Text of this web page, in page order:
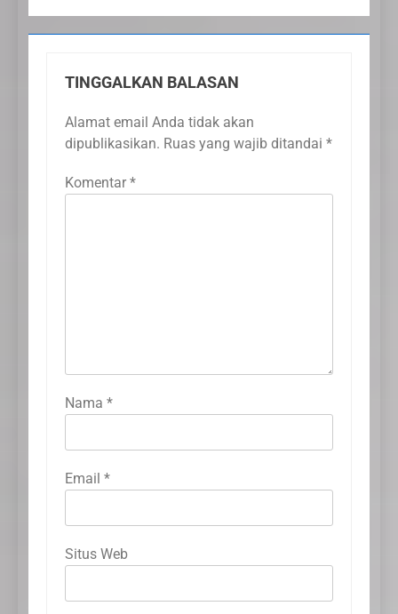
TINGGALKAN BALASAN
Alamat email Anda tidak akan
dipublikasikan. Ruas yang wajib ditandai *
Komentar *
Nama *
Email *
Situs Web